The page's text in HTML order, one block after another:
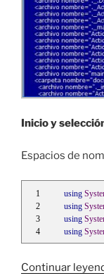
Inicio y
Espacios de
using
using
using
using
Continuar